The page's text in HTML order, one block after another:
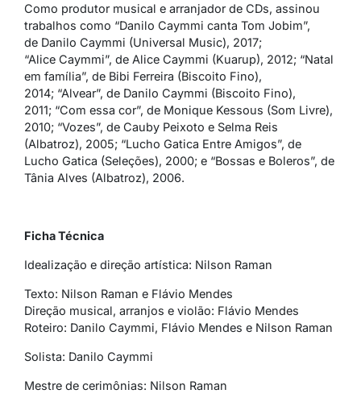
Como produtor musical e arranjador de CDs, assinou
trabalhos como “Danilo Caymmi canta Tom Jobim”,
de Danilo Caymmi (Universal Music), 2017;
“Alice Caymmi”, de Alice Caymmi (Kuarup), 2012; “Natal
em família”, de Bibi Ferreira (Biscoito Fino),
2014; “Alvear”, de Danilo Caymmi (Biscoito Fino),
2011; “Com essa cor”, de Monique Kessous (Som Livre),
2010; “Vozes”, de Cauby Peixoto e Selma Reis
(Albatroz), 2005; “Lucho Gatica Entre Amigos”, de
Lucho Gatica (Seleções), 2000; e “Bossas e Boleros”, de
Tânia Alves (Albatroz), 2006.
Ficha Técnica
Idealização e direção artística: Nilson Raman
Texto: Nilson Raman e Flávio Mendes
Direção musical, arranjos e violão: Flávio Mendes
Roteiro: Danilo Caymmi, Flávio Mendes e Nilson Raman
Solista: Danilo Caymmi
Mestre de cerimônias: Nilson Raman